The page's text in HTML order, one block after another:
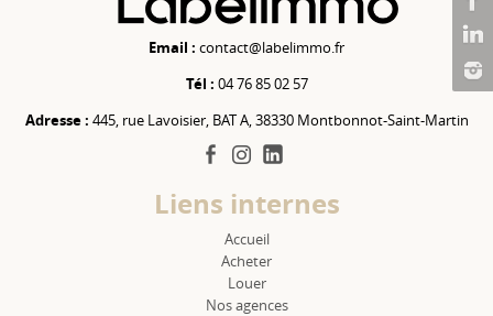
Email : contact@labelimmo.fr
Tél : 04 76 85 02 57
Adresse : 445, rue Lavoisier, BAT A, 38330 Montbonnot-Saint-Martin
facebook
instagram
Liens internes
Accueil
Acheter
Louer
Nos agences